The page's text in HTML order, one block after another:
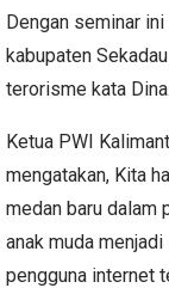
Dengan seminar
kabupaten
terorisme kata Dina.
Ketua PWI
mengatakan, Kita
medan baru dalam
anak muda
pengguna internet